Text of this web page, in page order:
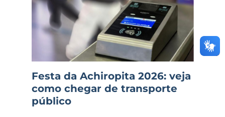
Festa da Achiropita 2026: veja
como chegar de transporte
público